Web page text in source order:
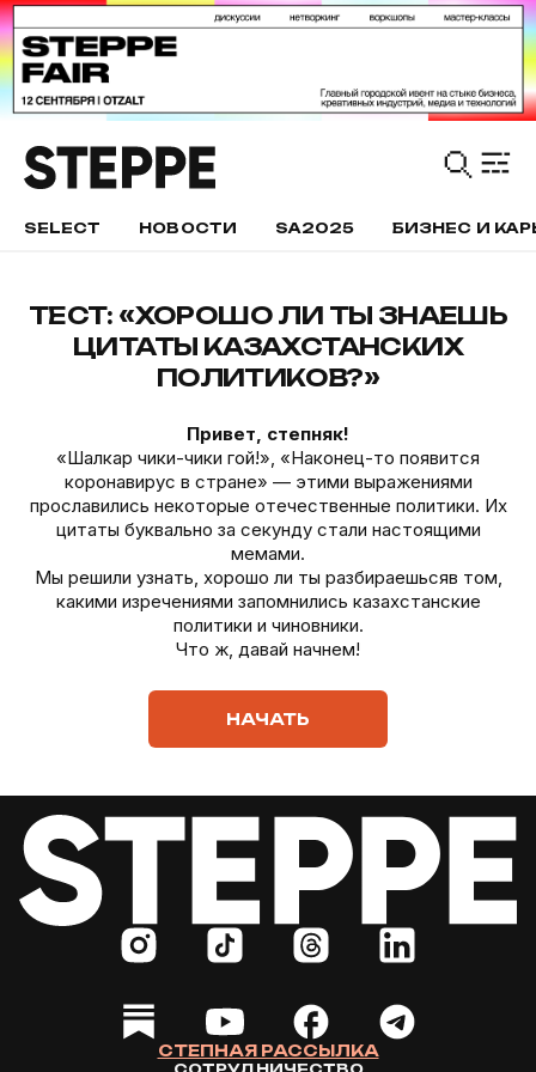
SELECT НОВОСТИ SA2025 БИЗНЕС И
ТЕСТ: «ХОРОШО ЛИ ТЫ ЗНАЕШЬ
ЦИТАТЫ КАЗАХСТАНСКИХ
ПОЛИТИКОВ?»
Привет, степняк!
«Шалкар чики-чики гой!», «Наконец-то появится
коронавирус в стране» — этими выражениями
прославились некоторые отечественные политики. Их
цитаты буквально за секунду стали настоящими
мемами.
Мы решили узнать, хорошо ли ты разбираешьсяв том,
какими изречениями запомнились казахстанские
политики и чиновники.
Что ж, давай начнем!
НАЧАТЬ
СТЕПНАЯ РАССЫЛКА